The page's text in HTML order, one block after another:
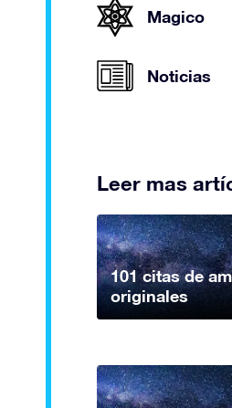
Magico
Noticias
Leer mas
101 citas de
originales